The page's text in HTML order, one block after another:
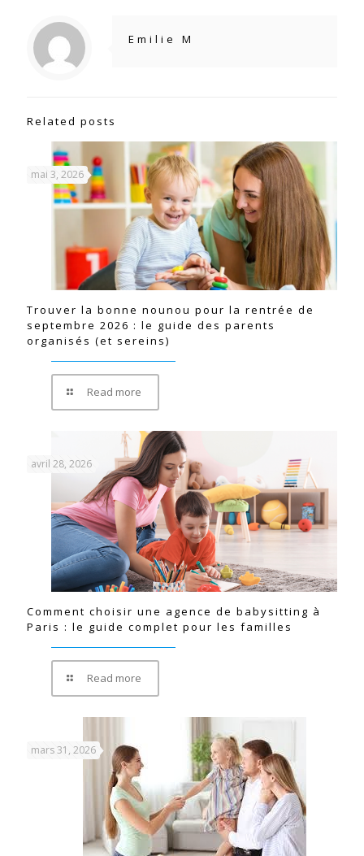
Emilie M
Related posts
mai 3, 2026
Trouver la bonne nounou pour la rentrée de
septembre 2026 : le guide des parents
organisés (et sereins)
Read more
avril 28, 2026
Comment choisir une agence de babysitting à
Paris : le guide complet pour les familles
Read more
mars 31, 2026